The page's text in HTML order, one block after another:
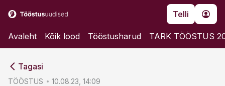
Telli
Avaleht Kõik lood Tööstusharud TARK TÖÖSTUS
Tagasi
TÖÖSTUS 10.08.23, 14:09